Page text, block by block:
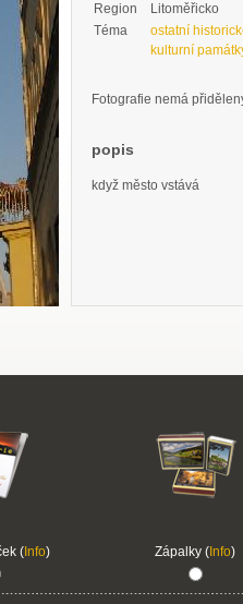
Region
Litoměřicko
Téma
ostatní
kulturní
Fotografie nemá
popis
když město vstává
( Info) Zápalky ( Info)